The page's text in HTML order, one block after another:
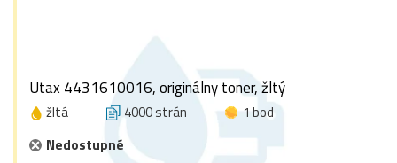
Utax 4431610016, originálny toner, žltý
žltá 4000 strán
1 bod
Nedostupné